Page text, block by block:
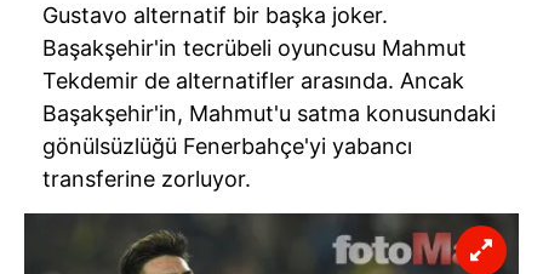
Gustavo alternatif bir başka joker.
Başakşehir'in tecrübeli oyuncusu Mahmut
Tekdemir de alternatifler arasında. Ancak
Başakşehir'in, Mahmut'u satma konusundaki
gönülsüzlüğü Fenerbahçe'yi yabancı
transferine zorluyor.